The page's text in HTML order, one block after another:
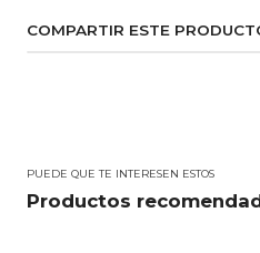
COMPARTIR ESTE
PUEDE QUE TE INTERESEN ESTOS
Productos